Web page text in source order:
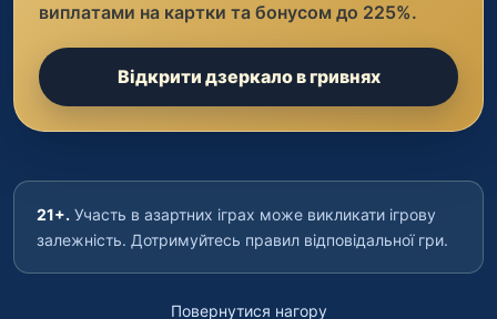
виплатами на картки та бонусом до 225%.
Відкрити дзеркало в гривнях
21+. Участь в азартних іграх може викликати ігрову
залежність. Дотримуйтесь правил відповідальної гри.
Повернутися нагору